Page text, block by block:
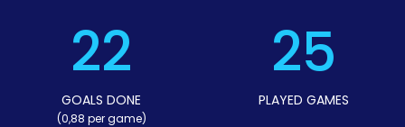
22
GOALS DONE
(0,88 per game)
25
PLAYED GAMES